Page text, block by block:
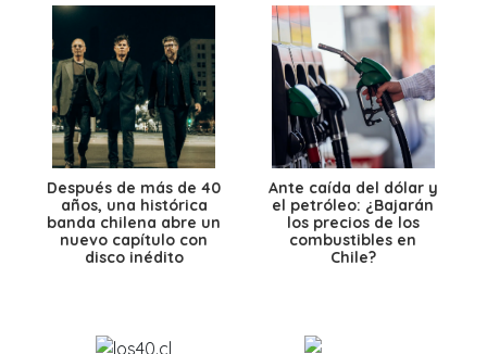
Después de más de 40
años, una histórica
banda chilena abre un
nuevo capítulo con
disco inédito
Ante caída del dólar y
el petróleo: ¿Bajarán
los precios de los
combustibles en
Chile?